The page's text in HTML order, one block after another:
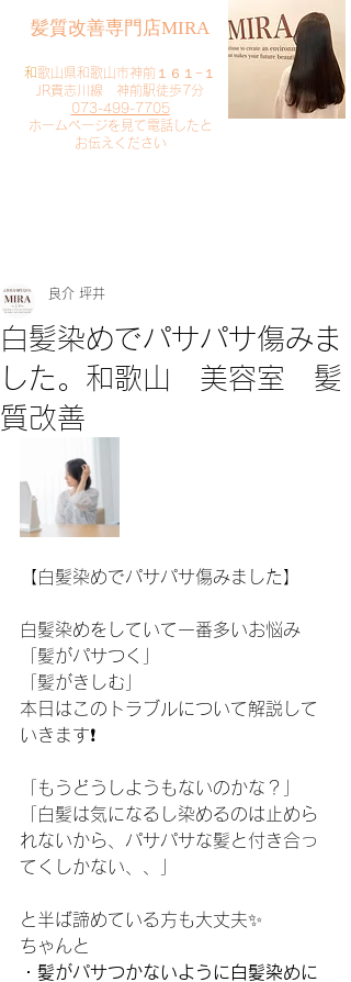
​髪質改善専門店MIRA
​和歌山県和歌山市神前１６１−１
JR貴志川線 神前駅徒歩7分
073-499-7705
​ホームページを見て電話したと
お伝えください
白髪染めでパサパサ傷みま
した。和歌山 美容室 髪
質改善
良介 坪井
【白髪染めでパサパサ傷みました】
白髪染めをしていて一番多いお悩み
「髪がパサつく」
「髪がきしむ」
本日はこのトラブルについて解説して
いきます❗️
「もうどうしようもないのかな？」
「白髪は気になるし染めるのは止めら
れないから、パサパサな髪と付き合っ
てくしかない、、」
と半ば諦めている方も大丈夫✨
ちゃんと
・髪がパサつかないように白髪染めに